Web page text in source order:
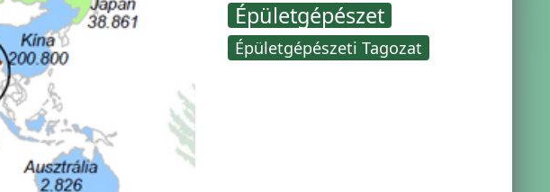
Épületgépészet
Épületgépészeti Tagozat